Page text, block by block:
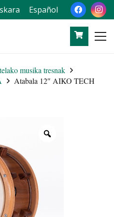
Español
musika tresnak
Atabala 12″ AIKO TECH